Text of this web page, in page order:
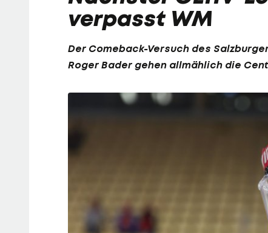
verpasst WM
Der Comeback-Versuch des
Roger Bader gehen allmählich die